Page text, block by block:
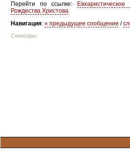
Перейти по ссылке:
Рождества Христова
Навигация: « предыдущее сообщение /
Спонсоры: